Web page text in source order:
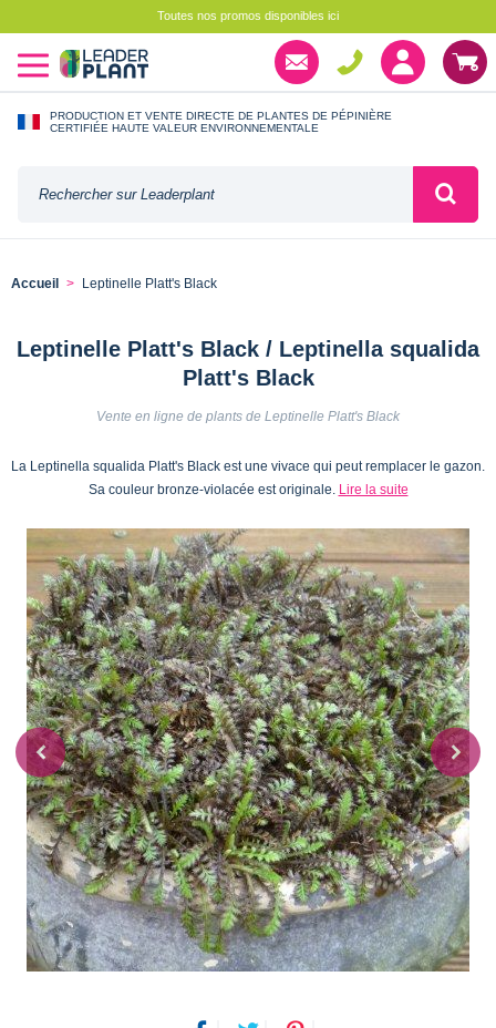
Toutes nos promos disponibles ici
PRODUCTION ET VENTE DIRECTE DE PLANTES DE PÉPINIÈRE
CERTIFIÉE HAUTE VALEUR ENVIRONNEMENTALE
Accueil Leptinelle Platt's Black
Leptinelle Platt's Black / Leptinella squalida
Platt's Black
Vente en ligne de plants de Leptinelle Platt's Black
La Leptinella squalida Platt's Black est une vivace qui peut remplacer le gazon.
Sa couleur bronze-violacée est originale. Lire la suite